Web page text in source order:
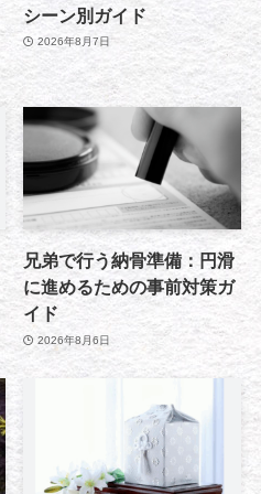
シーン別ガイド
2026年8月7日
兄弟で行う納骨準備：円滑
に進めるための事前対策ガ
イド
2026年8月6日